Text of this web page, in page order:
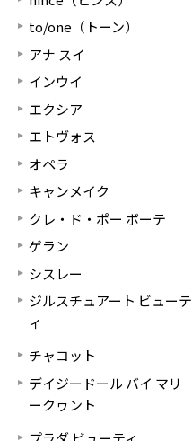
to/one（トーン）
アナ スイ
インウイ
エクシア
エトヴォス
オペラ
キャンメイク
クレ・ド・ポー ボーテ
ゲラン
シスレー
ジルスチュアート ビューテ
ィ
チャコット
デイジードール バイ マリ
ークヮント